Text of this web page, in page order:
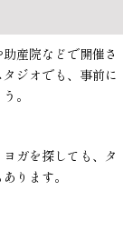
産院などで開催さ
ジオでも、事前に
。
ガを探しても、タ
ります。